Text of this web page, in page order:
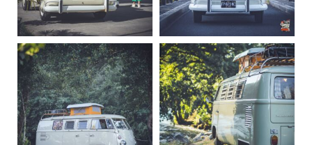
Sep 10
220
4
Août 10
177
0
becombi becombi